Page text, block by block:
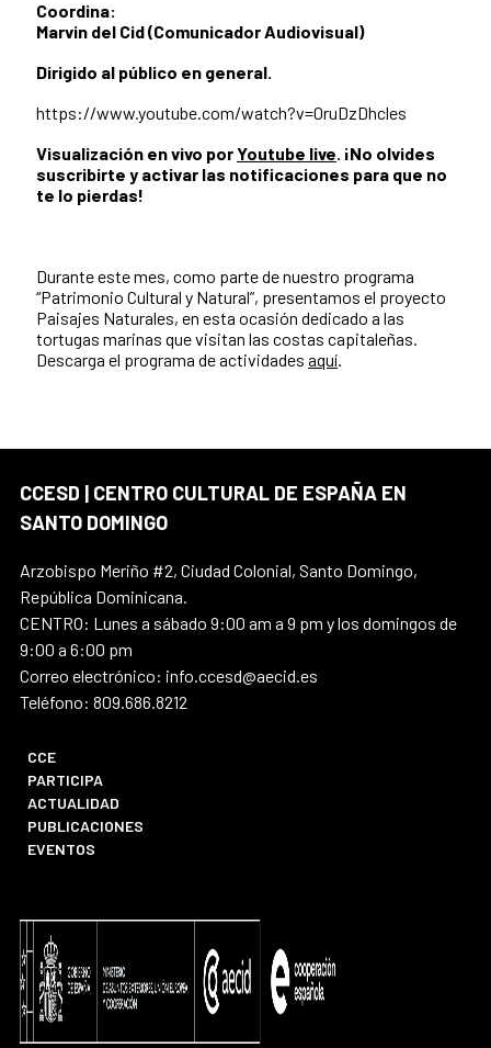
Coordina:
Marvin del Cid (Comunicador Audiovisual)
Dirigido al público en general.
https://www.youtube.com/watch?v=0ruDzDhcles
Visualización en vivo porYoutube live. ¡No olvides
suscribirte y activar las notificaciones para que no
te lo pierdas!
Durante este mes, como parte de nuestro programa
“Patrimonio Cultural y Natural”, presentamos el proyecto
Paisajes Naturales, en esta ocasión dedicado a las
tortugas marinas que visitan las costas capitaleñas.
Descarga el programa de actividades aquí.
CCESD | CENTRO CULTURAL DE ESPAÑA EN
SANTO DOMINGO
Arzobispo Meriño #2, Ciudad Colonial, Santo Domingo,
República Dominicana.
CENTRO: Lunes a sábado 9:00 am a 9 pm y los domingos de
9:00 a 6:00 pm
Correo electrónico: info.ccesd@aecid.es
Teléfono: 809.686.8212
CCE
PARTICIPA
ACTUALIDAD
PUBLICACIONES
EVENTOS